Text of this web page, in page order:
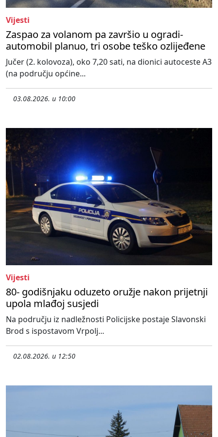
Vijesti
Zaspao za volanom pa završio u ogradi-
automobil planuo, tri osobe teško ozlijeđene
Jučer (2. kolovoza), oko 7,20 sati, na dionici autoceste A3
(na području općine...
03.08.2026. u 10:00
Vijesti
80- godišnjaku oduzeto oružje nakon prijetnji
upola mlađoj susjedi
Na području iz nadležnosti Policijske postaje Slavonski
Brod s ispostavom Vrpolj...
02.08.2026. u 12:50